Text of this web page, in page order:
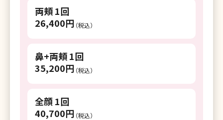
湘南美容クリニック 大阪あべの院
湘南美容クリニック 大阪堺東院
湘南美容クリニック 江坂院
湘南美容クリニック 高槻院
両頬 1回
26,400円 （税込）
鼻+両頬 1回
35,200円 （税込）
全顔 1回
40,700円 （税込）